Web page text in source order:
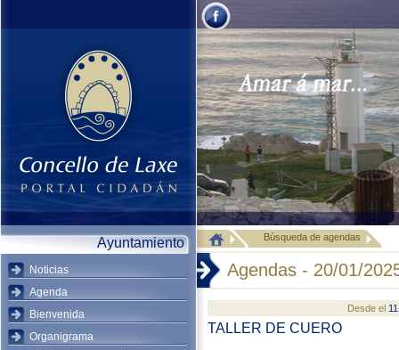
Ayuntamiento
Noticias
Agenda
Bienvenida
Organigrama
Búsqueda de agendas
Agendas - 20/01/
Desde el
TALLER DE CUERO